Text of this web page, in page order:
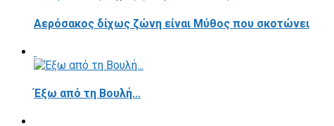
Αερόσακος δίχως ζώνη είναι Μύθος που σκοτώνει
Έξω από τη Βουλή...